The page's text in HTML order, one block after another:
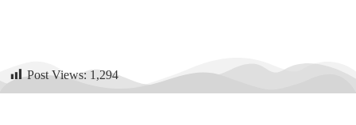
Post Views: 1,294